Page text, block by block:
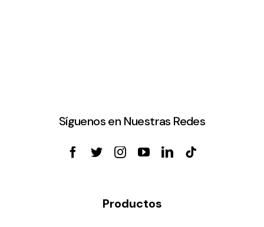
Síguenos en Nuestras Redes
Productos